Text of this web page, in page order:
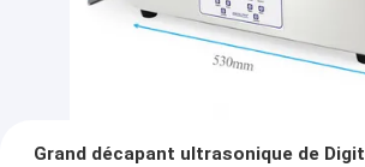
Grand décapant ultrasonique de